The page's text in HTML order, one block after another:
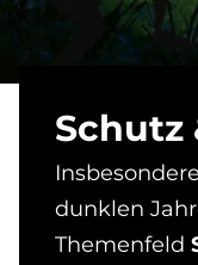
Schu­tz
dunklen
Themenfeld